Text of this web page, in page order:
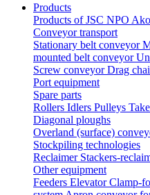
Products
Products of JSC NPO
Conveyor transport
Stationary belt conveyor
mounted belt conveyor
Screw conveyorDrag
Port equipment
Spare parts
Rollers Idlers Pulleys
Diagonal ploughs
Overland (surface)
Stockpiling technologies
Reclaimer Stackers-
Other equipment
Feeders ElevatorClamp-